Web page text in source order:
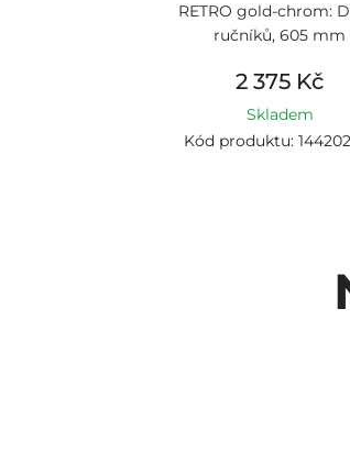
RETRO gold-chrom:
ručníků, 605 mm
2 375 Kč
Skladem
Kód produktu: